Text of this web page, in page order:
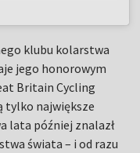
klubu kolarstwa
jego honorowym
Britain Cycling
tylko największe
lata później znalazł
świata – i od razu